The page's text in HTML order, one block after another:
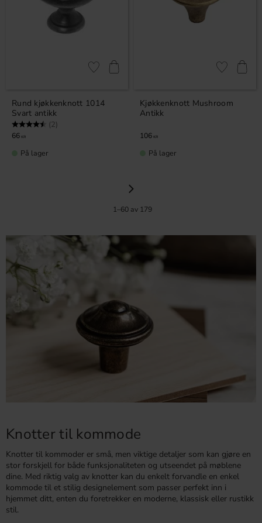
Rund kjøkkenknott 1014
Svart antikk
Karakter: (2)
66 KR
Lagre som favoritt
På lager
Kjøkkenknott Mushroom
Antikk
106 KR
Lagre som
På lager
1–60av 179
Knotter til kommode
Knotter til kommoder er små, men viktige detaljer som kan gjøre en
stor forskjell for både funksjonaliteten og utseendet på møblene
dine. Med riktig valg av knotter kan du enkelt forvandle en enkel
kommode til et stilig designelement som passer perfekt inn i
hjemmet ditt, enten du foretrekker en moderne, klassisk eller rustikk
stil.